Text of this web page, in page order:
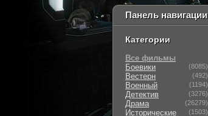
Панель навигации
Категории
Все фильмы
Боевики
(8085)
Вестерн (492)
Военный (1194)
Детектив (3276)
Драма (26279)
Исторические (1503)